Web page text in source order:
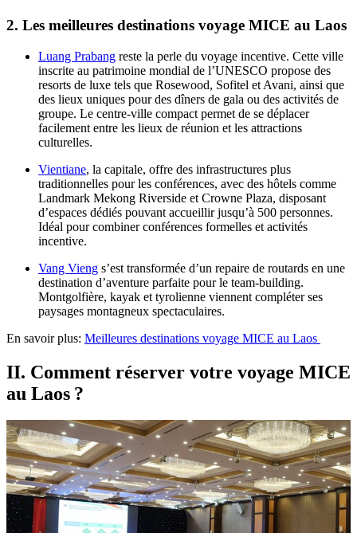
2. Les meilleures destinations voyage MICE au Laos
Luang Prabang reste la perle du voyage incentive. Cette ville
inscrite au patrimoine mondial de l’UNESCO propose des
resorts de luxe tels que Rosewood, Sofitel et Avani, ainsi que
des lieux uniques pour des dîners de gala ou des activités de
groupe. Le centre-ville compact permet de se déplacer
facilement entre les lieux de réunion et les attractions
culturelles.
Vientiane, la capitale, offre des infrastructures plus
traditionnelles pour les conférences, avec des hôtels comme
Landmark Mekong Riverside et Crowne Plaza, disposant
d’espaces dédiés pouvant accueillir jusqu’à 500 personnes.
Idéal pour combiner conférences formelles et activités
incentive.
Vang Vieng s’est transformée d’un repaire de routards en une
destination d’aventure parfaite pour le team-building.
Montgolfière, kayak et tyrolienne viennent compléter ses
paysages montagneux spectaculaires.
En savoir plus: Meilleures destinations voyage MICE au Laos
II. Comment réserver votre voyage MICE
au Laos ?